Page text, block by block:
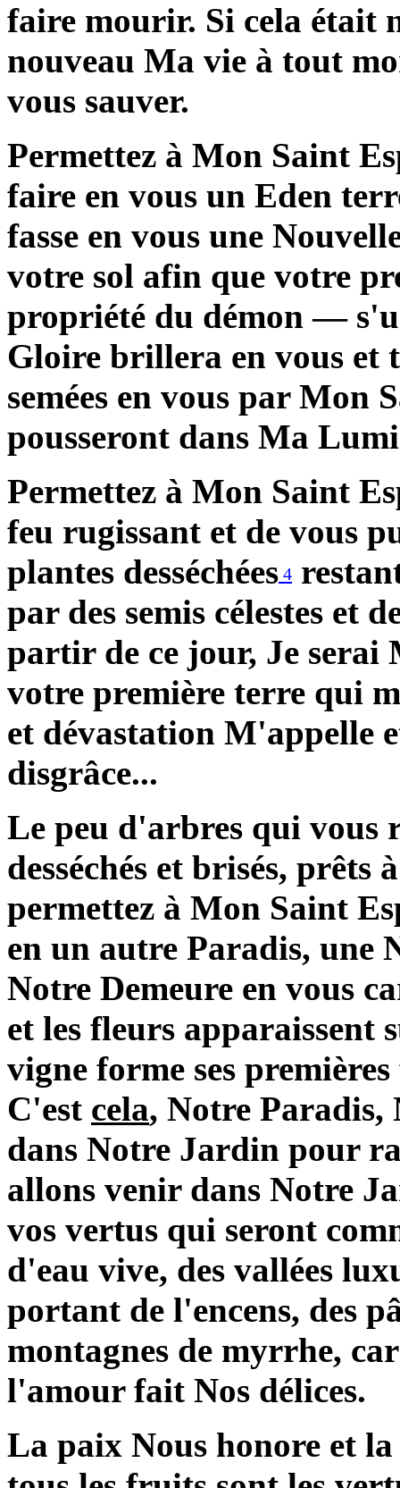
faire mourir. Si cela était
nouveau Ma vie à tout
vous sauver.
Permettez à Mon Saint
faire en vous un Eden
fasse en vous une
votre sol afin que votre
propriété du démon —
Gloire brillera en vous et
semées en vous par Mon
pousseront dans Ma
Permettez à Mon Saint
feu rugissant et de vous
plantes desséchées 4
par des semis célestes et
partir de ce jour, Je serai
votre première terre qui
et dévastation M'appelle
disgrâce...
Le peu d'arbres qui vous
desséchés et brisés, prêts
permettez à Mon Saint
en un autre Paradis, une
Notre Demeure en vous
et les fleurs apparaissent
vigne forme ses
C'est cela, Notre Paradis,
dans Notre Jardin pour
allons venir dans Notre
vos vertus qui seront
d'eau vive, des vallées
portant de l'encens, des
montagnes de myrrhe,
l'amour fait Nos délices.
La paix Nous honore et